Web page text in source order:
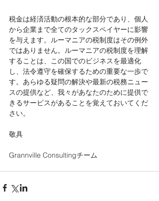
税金は経済活動の根本的な部分であり、個人
から企業まで全てのタックスペイヤーに影響
を与えます。ルーマニアの税制度はその例外
ではありません。ルーマニアの税制度を理解
することは、この国でのビジネスを最適化
し、法令遵守を確保するための重要な一歩で
す。あらゆる疑問の解決や最新の税務ニュー
スの提供など、我々があなたのために提供で
きるサービスがあることを覚えておいてくだ
さい。
敬具
Grannville Consultingチーム